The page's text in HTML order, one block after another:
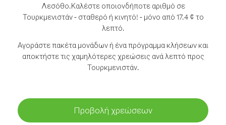
Λεσόθο.Καλέστε οποιονδήποτε αριθμό σε
Τουρκμενιστάν - σταθερό ή κινητό! - μόνο από 17.4 ¢ το
λεπτό.
Αγοράστε πακέτα μονάδων ή ένα πρόγραμμα κλήσεων και
αποκτήστε τις χαμηλότερες χρεώσεις ανά λεπτό προς
Τουρκμενιστάν.
Προβολή χρεώσεων